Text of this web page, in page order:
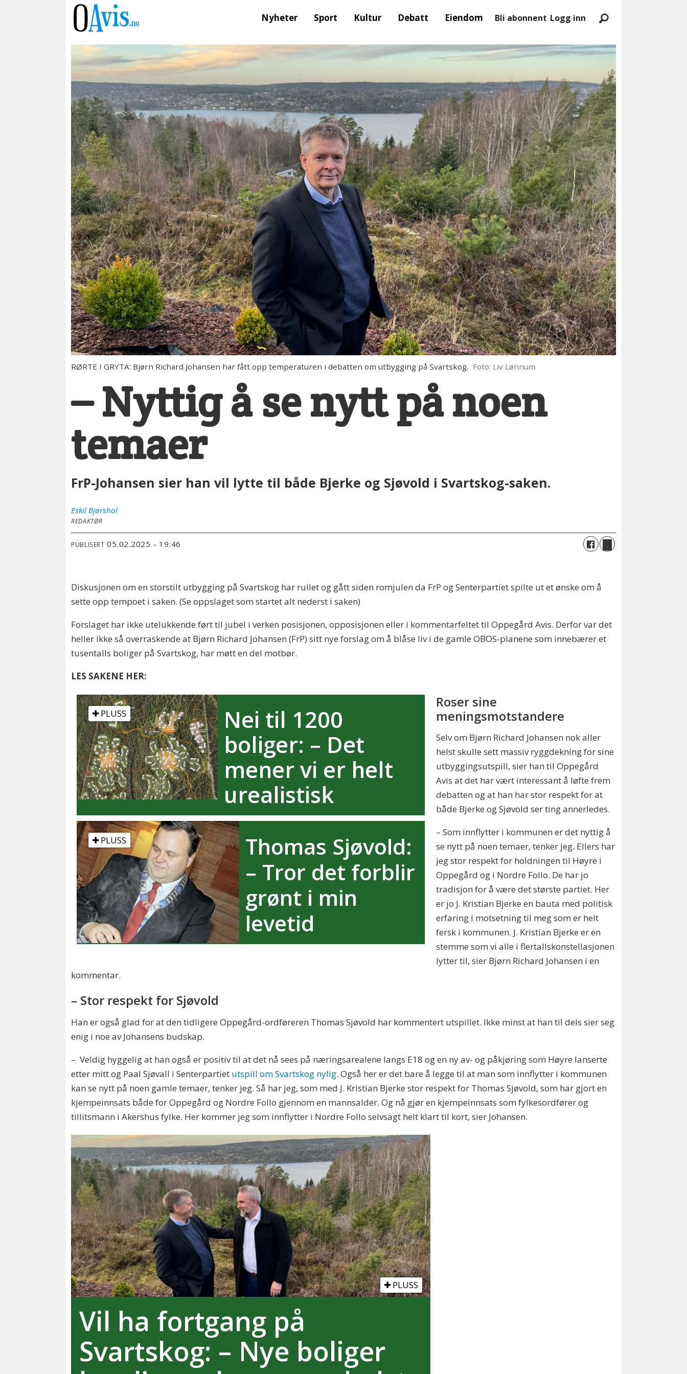
Nyheter Sport Kultur Debatt Eiendom Bli abonnent Logg inn
RØRTE I GRYTA: Bjørn Richard Johansen har fått opp temperaturen i debatten om utbygging på Svartskog. Foto: Liv Lønnum
– Nyttig å se nytt på noen
temaer
FrP-Johansen sier han vil lytte til både Bjerke og Sjøvold i Svartskog-saken.
Eskil Bjørshol
REDAKTØR
PUBLISERT 05.02.2025 - 19:46
Diskusjonen om en storstilt utbygging på Svartskog har rullet og gått siden romjulen da FrP og Senterpartiet spilte ut et ønske om å
sette opp tempoet i saken. (Se oppslaget som startet alt nederst i saken)
Forslaget har ikke utelukkende ført til jubel i verken posisjonen, opposisjonen eller i kommentarfeltet til Oppegård Avis. Derfor var det
heller ikke så overraskende at Bjørn Richard Johansen (FrP) sitt nye forslag om å blåse liv i de gamle OBOS-planene som innebærer et
tusentalls boliger på Svartskog, har møtt en del motbør.
LES SAKENE HER:
PLUSS
Nei til 1200
boliger: – Det
mener vi er helt
urealistisk
PLUSS
Thomas Sjøvold:
– Tror det forblir
grønt i min
levetid
Roser sine
meningsmotstandere
Selv om Bjørn Richard Johansen nok aller
helst skulle sett massiv ryggdekning for sine
utbyggingsutspill, sier han til Oppegård
Avis at det har vært interessant å løfte frem
debatten og at han har stor respekt for at
både Bjerke og Sjøvold ser ting annerledes.
– Som innflytter i kommunen er det nyttig å
se nytt på noen temaer, tenker jeg. Ellers har
jeg stor respekt for holdningen til Høyre i
Oppegård og i Nordre Follo. De har jo
tradisjon for å være det største partiet. Her
er jo J. Kristian Bjerke en bauta med politisk
erfaring i motsetning til meg som er helt
fersk i kommunen. J. Kristian Bjerke er en
stemme som vi alle i flertallskonstellasjonen
lytter til, sier Bjørn Richard Johansen i en
kommentar.
– Stor respekt for Sjøvold
Han er også glad for at den tidligere Oppegård-ordføreren Thomas Sjøvold har kommentert utspillet. Ikke minst at han til dels sier seg
enig i noe av Johansens budskap.
– Veldig hyggelig at han også er positiv til at det nå sees på næringsarealene langs E18 og en ny av- og påkjøring som Høyre lanserte
etter mitt og Paal Sjøvall i Senterpartiet utspill om Svartskog nylig. Også her er det bare å legge til at man som innflytter i kommunen
kan se nytt på noen gamle temaer, tenker jeg. Så har jeg, som med J. Kristian Bjerke stor respekt for Thomas Sjøvold, som har gjort en
kjempeinnsats både for Oppegård og Nordre Follo gjennom en mannsalder. Og nå gjør en kjempeinnsats som fylkesordfører og
tillitsmann i Akershus fylke. Her kommer jeg som innflytter i Nordre Follo selvsagt helt klart til kort, sier Johansen.
PLUSS
Vil ha fortgang på
Svartskog: – Nye boliger